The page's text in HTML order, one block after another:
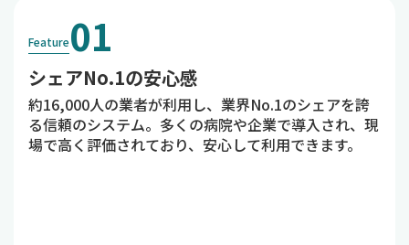
Feature01
シェアNo.1の安心感
約16,000人の業者が利用し、業界No.1のシェアを誇
る信頼のシステム。多くの病院や企業で導入され、現
場で高く評価されており、安心して利用できます。